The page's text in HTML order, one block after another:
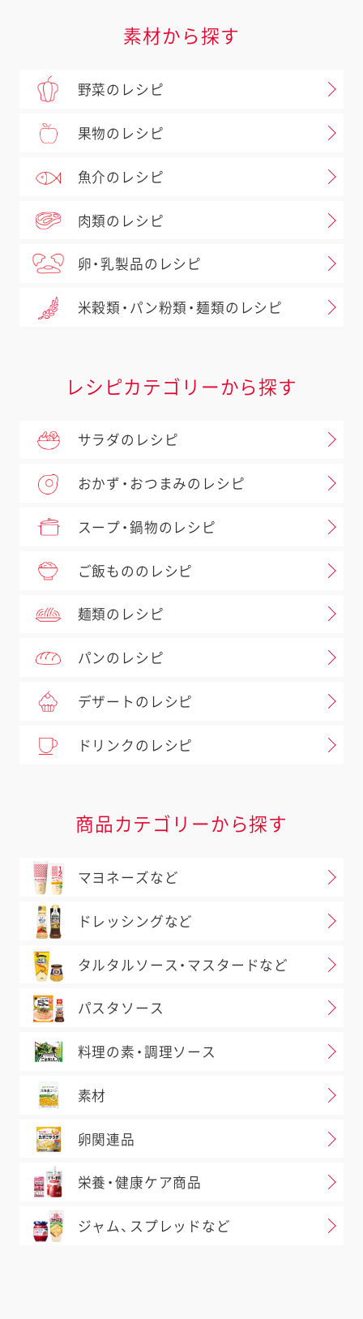
素材から探す
野菜のレシピ
果物のレシピ
魚介のレシピ
肉類のレシピ
卵・乳製品のレシピ
米穀類・パン粉類・麺類のレシピ
レシピカテゴリーから探す
サラダのレシピ
おかず・おつまみのレシピ
スープ・鍋物のレシピ
ご飯もののレシピ
麺類のレシピ
パンのレシピ
デザートのレシピ
ドリンクのレシピ
商品カテゴリーから探す
マヨネーズなど
ドレッシングなど
タルタルソース・マスタードなど
パスタソース
料理の素・調理ソース
素材
卵関連品
栄養・健康ケア商品
ジャム、スプレッドなど